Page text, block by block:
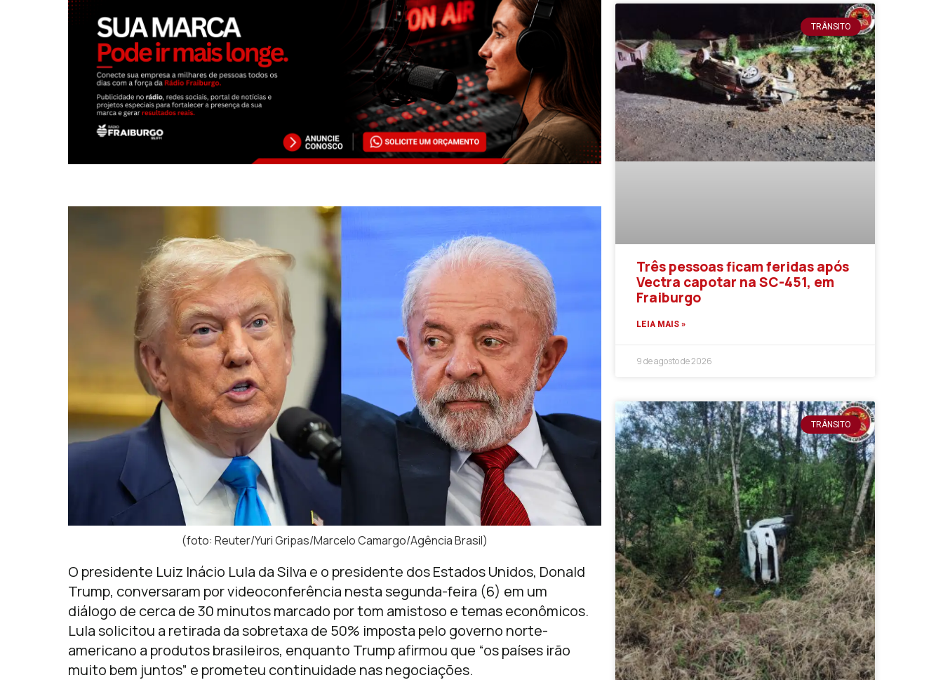
(foto: Reuter/Yuri Gripas/Marcelo Camargo/Agência Brasil)
O presidente Luiz Inácio Lula da Silva e o presidente dos Estados Unidos, Donald
Trump, conversaram por videoconferência nesta segunda-feira (6) em um
diálogo de cerca de 30 minutos marcado por tom amistoso e temas econômicos.
Lula solicitou a retirada da sobretaxa de 50% imposta pelo governo norte-
americano a produtos brasileiros, enquanto Trump afirmou que “os países irão
muito bem juntos” e prometeu continuidade nas negociações.
TRÂNSITO
Três pessoas ficam feridas após
Vectra capotar na SC-451, em
Fraiburgo
LEIA MAIS »
9 de agosto de 2026
TRÂNSITO